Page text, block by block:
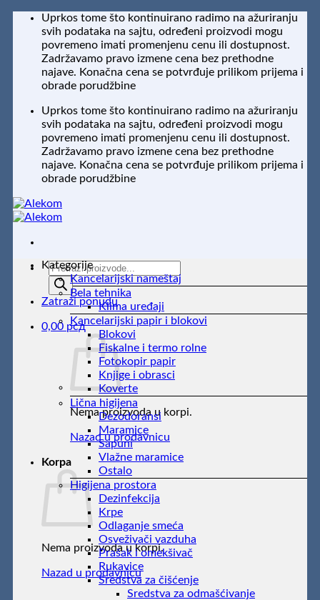
Preskoči
sadržaj
Uprkos tome što kontinuirano radimo na ažuriranju
svih podataka na sajtu, određeni proizvodi mogu
povremeno imati promenjenu cenu ili dostupnost.
Zadržavamo pravo izmene cena bez prethodne
najave. Konačna cena se potvrđuje prilikom prijema i
obrade porudžbine
Uprkos tome što kontinuirano radimo na ažuriranju
svih podataka na sajtu, određeni proizvodi mogu
povremeno imati promenjenu cenu ili dostupnost.
Zadržavamo pravo izmene cena bez prethodne
najave. Konačna cena se potvrđuje prilikom prijema i
obrade porudžbine
Products
search
Zatraži ponudu
0,00 рсд
Nema proizvoda u korpi.
Nazad u prodavnicu
Korpa
Nema proizvoda u korpi.
Nazad u prodavnicu
Kategorije
Kancelarijski nameštaj
Bela tehnika
Klima uređaji
Kancelarijski papir i blokovi
Blokovi
Fiskalne i termo rolne
Fotokopir papir
Knjige i obrasci
Koverte
Lična higijena
Dezodoransi
Maramice
Sapuni
Vlažne maramice
Ostalo
Higijena prostora
Dezinfekcija
Krpe
Odlaganje smeća
Osveživači vazduha
Prašak i omekšivač
Rukavice
Sredstva za čišćenje
Sredstva za odmašćivanje